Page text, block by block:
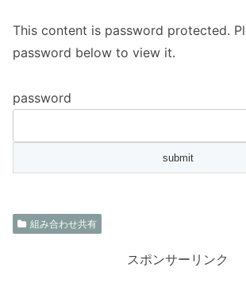
This content is password protected.
password below to view it.
password
組み合わせ共有
スポンサーリンク